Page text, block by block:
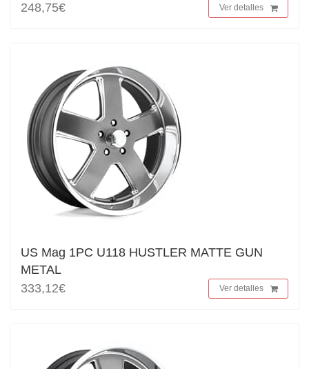
248,75€
Ver detalles
US Mag 1PC U118 HUSTLER MATTE GUN
METAL
333,12€
Ver detalles